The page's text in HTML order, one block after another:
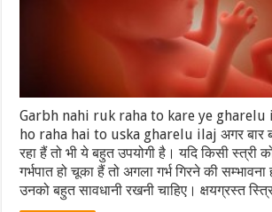
Garbh nahi ruk raha to kare ye gharelu
ho raha hai to uska gharelu ilaj अगर बार
रहा हैं तो भी ये बहुत उपयोगी है। यदि किसी स्त्री
गर्भपात हो चूका हैं तो अगला गर्भ गिरने की
उनको बहुत सावधानी रखनी चाहिए। क्षयग्रस्त